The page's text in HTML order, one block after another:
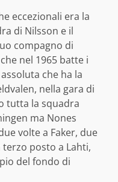
eccezionali era la
di Nilsson e il
compagno di
nel 1965 batte i
che ha la
nella gara di
tutta la squadra
ma Nones
volte a Faker, due
terzo posto a Lahti,
del fondo di